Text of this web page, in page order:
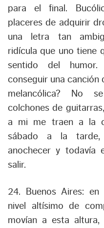
para el final.
placeres de adquirir
una letra tan
ridícula que uno tiene
sentido del humor.
conseguir una canción
melancólica? No
colchones de
a mi me traen a la
sábado a la tarde,
anochecer y todavía
salir.
24. Buenos Aires: en
nivel altísimo de
movían a esta altura,